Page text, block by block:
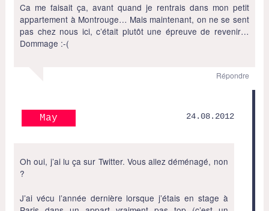
Ca me faisait ça, avant quand je rentrais dans mon petit
appartement à Montrouge… Mais maintenant, on ne se sent
pas chez nous ici, c’était plutôt une épreuve de revenir…
Dommage :-(
Répondre
May 24.08.2012
Oh oui, j’ai lu ça sur Twitter. Vous allez déménagé, non
?
J’ai vécu l’année dernière lorsque j’étais en stage à